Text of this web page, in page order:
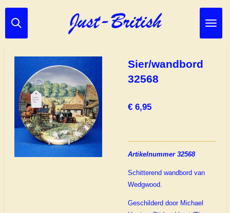
Ga
direct
hoofdinhoud
Sier/wandbord
32568
€ 6,95
Artikelnummer 32568
Schitterend wandbord van
Wedgwood.
Geschilderd door Michael